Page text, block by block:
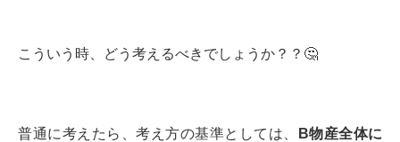
こういう時、どう考えるべきでしょうか？？🤔
普通に考えたら、考え方の基準としては、 B物産全体に